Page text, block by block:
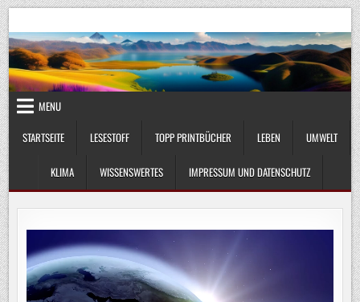
Skip
to
content
UmweltKlima.com
MENU
STARTSEITE
LESESTOFF TOPP PRINTBÜCHER LEBEN UMWELT
KLIMA WISSENSWERTES IMPRESSUM UND DATENSCHUTZ